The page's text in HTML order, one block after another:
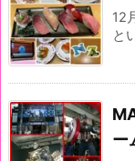
12
と
ー